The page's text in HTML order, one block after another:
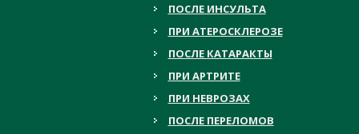
ПОСЛЕ ИНСУЛЬТА
ПРИ АТЕРОСКЛЕРОЗЕ
ПОСЛЕ КАТАРАКТЫ
ПРИ АРТРИТЕ
ПРИ НЕВРОЗАХ
ПОСЛЕ ПЕРЕЛОМОВ